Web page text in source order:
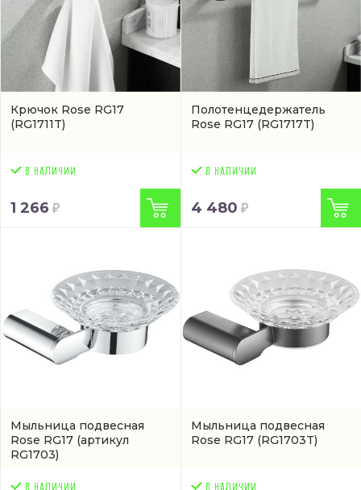
Крючок Rose RG17
(RG1711T)
1 266
Полотенцедержатель
Rose RG17 (RG1717T)
4 480
Мыльница подвесная
Rose RG17 (артикул
RG1703)
Мыльница подвесная
Rose RG17 (RG1703T)